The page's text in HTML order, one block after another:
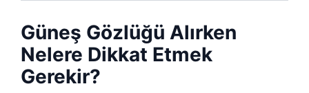
Güneş Gözlüğü Alırken
Nelere Dikkat Etmek
Gerekir?